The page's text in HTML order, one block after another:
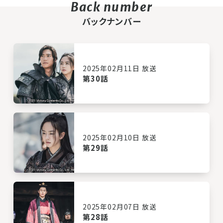
バックナンバー
2025年02月11日 放送
第30話
2025年02月10日 放送
第29話
2025年02月07日 放送
第28話